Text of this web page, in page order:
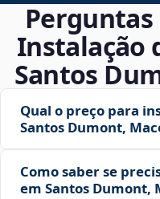
Instalação
Santos
Qual o preço para
Santos Dumont,
Como saber se
em Santos Dumont,